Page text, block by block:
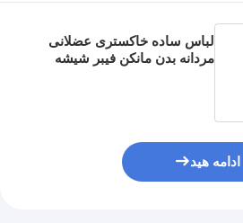
لباس ساده خاکستری عضلانی
مردانه بدن مانکن فیبر شیشه
ادامه هید